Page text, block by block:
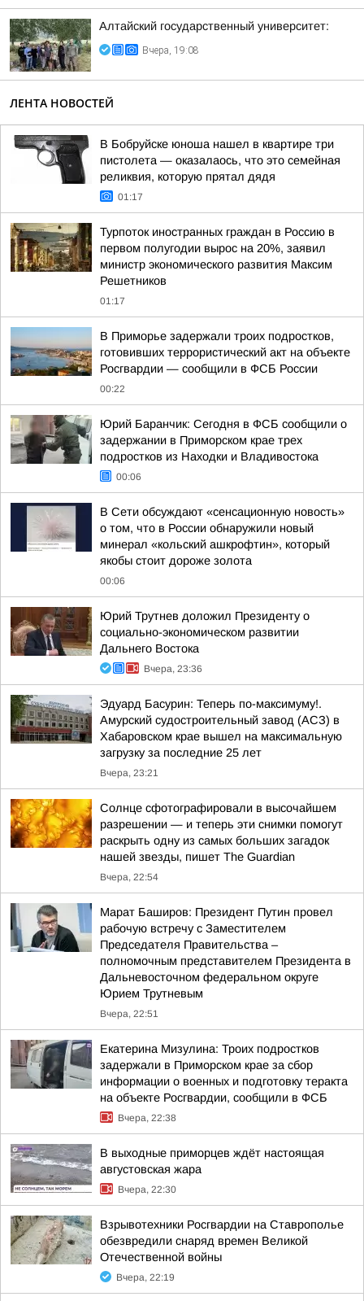
Алтайский государственный университет:
Вчера, 19:08
ЛЕНТА НОВОСТЕЙ
В Бобруйске юноша нашел в квартире три
пистолета — оказалаось, что это семейная
реликвия, которую прятал дядя
01:17
Турпоток иностранных граждан в Россию в
первом полугодии вырос на 20%, заявил
министр экономического развития Максим
Решетников
01:17
В Приморье задержали троих подростков,
готовивших террористический акт на объекте
Росгвардии — сообщили в ФСБ России
00:22
Юрий Баранчик: Сегодня в ФСБ сообщили о
задержании в Приморском крае трех
подростков из Находки и Владивостока
00:06
В Сети обсуждают «сенсационную новость»
о том, что в России обнаружили новый
минерал «кольский ашкрофтин», который
якобы стоит дороже золота
00:06
Юрий Трутнев доложил Президенту о
социально-экономическом развитии
Дальнего Востока
Вчера, 23:36
Эдуард Басурин: Теперь по-максимуму!.
Амурский судостроительный завод (АСЗ) в
Хабаровском крае вышел на максимальную
загрузку за последние 25 лет
Вчера, 23:21
Солнце сфотографировали в высочайшем
разрешении — и теперь эти снимки помогут
раскрыть одну из самых больших загадок
нашей звезды, пишет The Guardian
Вчера, 22:54
Марат Баширов: Президент Путин провел
рабочую встречу с Заместителем
Председателя Правительства –
полномочным представителем Президента в
Дальневосточном федеральном округе
Юрием Трутневым
Вчера, 22:51
Екатерина Мизулина: Троих подростков
задержали в Приморском крае за сбор
информации о военных и подготовку теракта
на объекте Росгвардии, сообщили в ФСБ
Вчера, 22:38
В выходные приморцев ждёт настоящая
августовская жара
Вчера, 22:30
Взрывотехники Росгвардии на Ставрополье
обезвредили снаряд времен Великой
Отечественной войны
Вчера, 22:19